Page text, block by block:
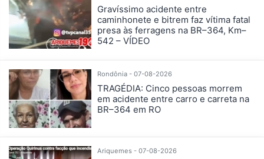
Gravíssimo acidente entre
caminhonete e bitrem faz vítima fatal
presa às ferragens na BR–364, Km–
542 – VÍDEO
Rondônia - 07-08-2026
TRAGÉDIA: Cinco pessoas morrem
em acidente entre carro e carreta na
BR–364 em RO
Ariquemes - 07-08-2026